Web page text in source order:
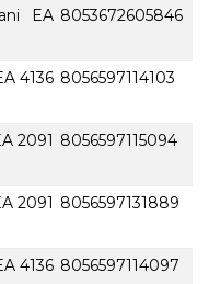
EA 8053672605846
4136 8056597114103
2091 8056597115094
2091 8056597131889
4136 8056597114097